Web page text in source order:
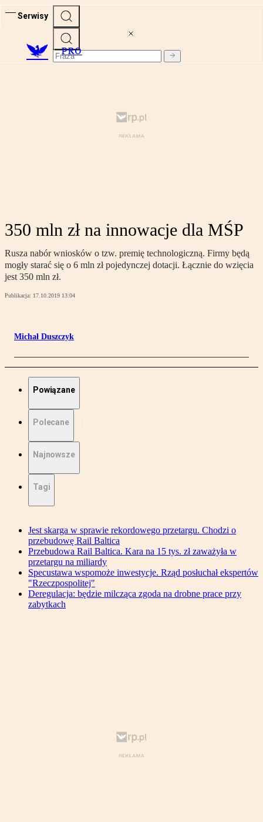
Serwisy
PRO
350 mln zł na innowacje dla MŚP
Rusza nabór wniosków o tzw. premię technologiczną. Firmy będą
mogły starać się o 6 mln zł pojedynczej dotacji. Łącznie do wzięcia
jest 350 mln zł.
Publikacja: 17.10.2019 13:04
Michał Duszczyk
Powiązane
Polecane
Najnowsze
Tagi
Jest skarga w sprawie rekordowego przetargu. Chodzi o
przebudowę Rail Baltica
Przebudowa Rail Baltica. Kara na 15 tys. zł zaważyła w
przetargu na miliardy
Specustawa wspomoże inwestycje. Rząd posłuchał ekspertów
"Rzeczpospolitej"
Deregulacja: będzie milcząca zgoda na drobne prace przy
zabytkach